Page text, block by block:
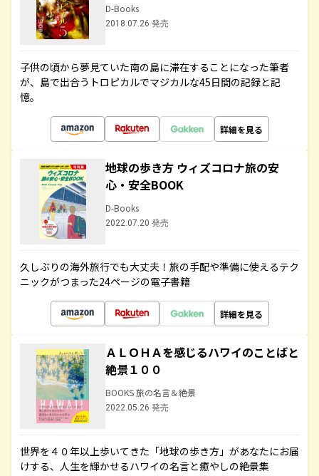
D-Books
2018.07.26 発売
子供の頃から夢見ていた南の島に滞在することになった筆者
が、島で出合うトロピカルでマジカルな45日間の記録と記
憶。
詳細を見る
地球の歩き方 ウィズコロナ旅の安
心・安全BOOK
D-Books
2022.07.20 発売
久しぶりの海外旅行でも大丈夫！旅の手配や準備に使えるテク
ニックがつまった24ページの電子書籍
詳細を見る
ＡＬＯＨＡを感じるハワイのことばと
絶景１００
BOOKS 旅の名言＆絶景
2022.05.26 発売
世界を４０年以上歩いてきた「地球の歩き方」があなたにお届
けする、人生を輝かせるハワイの名言と癒やしの絶景集